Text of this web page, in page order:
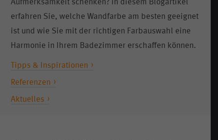
Aufmerksamkeit schenken? In diesem Blogartikel
erfahren Sie, welche Wandfarbe am besten geeignet
ist und wie Sie mit der richtigen Farbauswahl eine
Harmonie in Ihrem Badezimmer erschaffen können.
Tipps & Inspirationen
Referenzen
Aktuelles